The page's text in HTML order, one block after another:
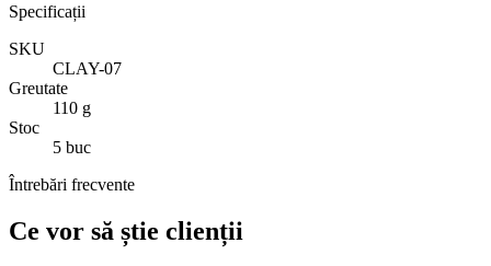
Specificații
SKU
CLAY-07
Greutate
110 g
Stoc
5 buc
Întrebări frecvente
Ce vor să știe clienții